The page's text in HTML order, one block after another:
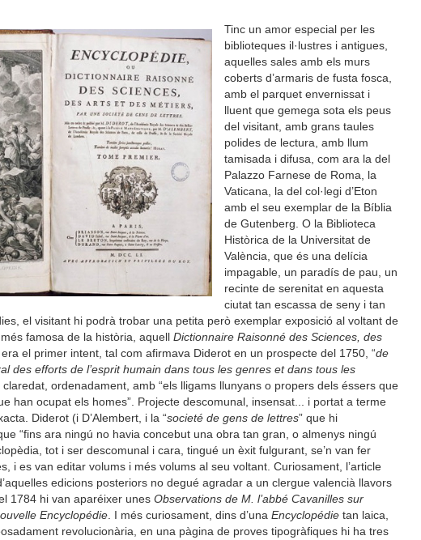
Tinc un amor especial per les
biblioteques il·lustres i antigues,
aquelles sales amb els murs
coberts d’armaris de fusta fosca,
amb el parquet envernissat i
lluent que gemega sota els peus
del visitant, amb grans taules
polides de lectura, amb llum
tamisada i difusa, com ara la del
Palazzo Farnese de Roma, la
Vaticana, la del col·legi d’Eton
amb el seu exemplar de la Bíblia
de Gutenberg. O la Biblioteca
Històrica de la Universitat de
València, que és una delícia
impagable, un paradís de pau, un
recinte de serenitat en aquesta
ciutat tan escassa de seny i tan
el visitant hi podrà trobar una petita però exemplar exposició al voltant de
famosa de la història, aquellDictionnaire Raisonné des Sciences, des
el primer intent, tal com afirmava Diderot en un prospecte del 1750, “de
des efforts de l’esprit humain dans tous les genres et dans tous les
claredat, ordenadament, amb “els lligams llunyans o propers dels éssers que
han ocupat els homes”. Projecte descomunal, insensat... i portat a terme
Diderot (i D’Alembert, i la “societé de gens de lettres” que hi
“fins ara ningú no havia concebut una obra tan gran, o almenys ningú
tot i ser descomunal i cara, tingué un èxit fulgurant, se’n van fer
i es van editar volums i més volums al seu voltant. Curiosament, l’article
edicions posteriors no degué agradar a un clergue valencià llavors
1784 hi van aparéixer unesObservations de M. l’abbé Cavanilles sur
Encyclopédie. I més curiosament, dins d’unaEncyclopédie tan laica,
revolucionària, en una pàgina de proves tipogràfiques hi ha tres